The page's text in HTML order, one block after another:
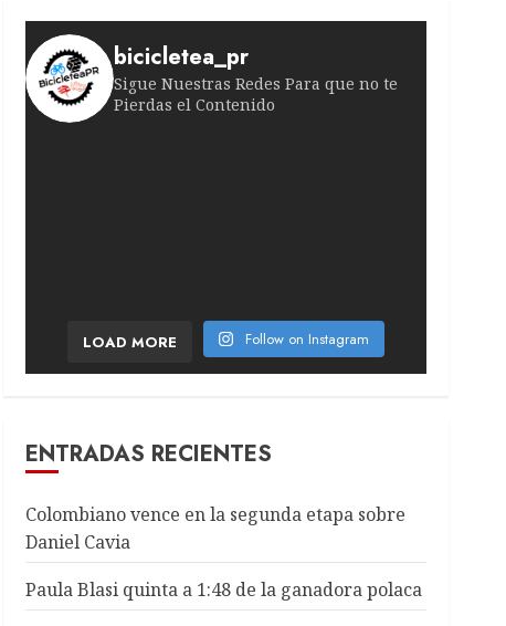
bicicletea_pr
Sigue Nuestras Redes Para que no te
Pierdas el Contenido
LOAD MORE Follow on Instagram
ENTRADAS RECIENTES
Colombiano vence en la segunda etapa sobre
Daniel Cavia
Paula Blasi quinta a 1:48 de la ganadora polaca